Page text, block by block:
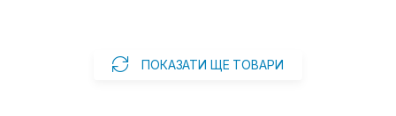
ПОКАЗАТИ ЩЕ ТОВАРИ